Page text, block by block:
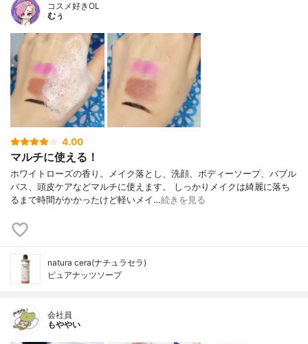
コスメ好きOL
むぅ
4.00
マルチに使える！
ホワイトローズの香り。メイク落とし、洗顔、ボディーソープ、バブル
バス、頭皮ケアなどマルチに使えます。 しっかりメイクは綺麗に落ち
るまで時間がかかったけど軽いメイ…続きを見る
natura cera(ナチュラセラ)
ピュアナッツソープ
会社員
もややい